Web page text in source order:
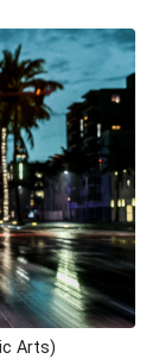
Arts)